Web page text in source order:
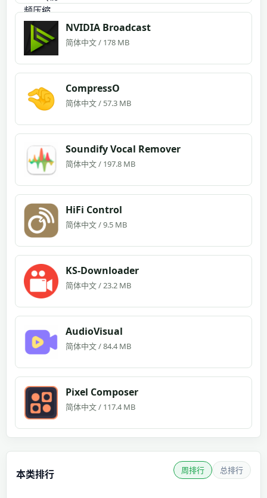
NVIDIA Broadcast
简体中文 / 178 MB
CompressO
简体中文 / 57.3 MB
Soundify Vocal Remover
简体中文 / 197.8 MB
HiFi Control
简体中文 / 9.5 MB
KS-Downloader
简体中文 / 23.2 MB
AudioVisual
简体中文 / 84.4 MB
Pixel Composer
简体中文 / 117.4 MB
本类排行 周排行 总排行